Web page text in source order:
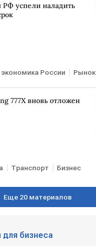
успели наладить
экономика России Рынок
РОССИЯ биометрия
777X вновь отложен
Транспорт Бизнес
полеты
Еще 20 материалов
бизнеса